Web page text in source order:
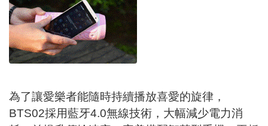
為了讓愛樂者能隨時持續播放喜愛的旋律，
BTS02採用藍牙4.0無線技術，大幅減少電力消